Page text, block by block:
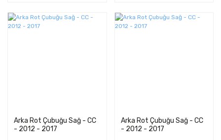
Arka Rot Çubuğu Sağ - CC
- 2012 - 2017
Arka Rot Çubuğu Sağ - CC
- 2012 - 2017